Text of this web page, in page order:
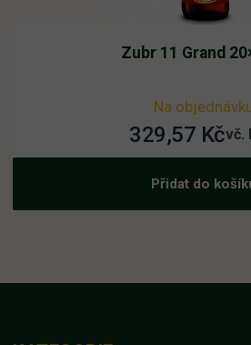
Zubr 11 Grand
Na
329,57 Kčvč.
Přidat do